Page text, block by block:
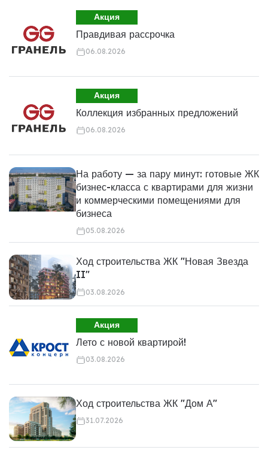
Акция
Правдивая рассрочка
06.08.2026
Акция
Коллекция избранных предложений
06.08.2026
На работу — за пару минут: готовые ЖК
бизнес-класса с квартирами для жизни
и коммерческими помещениями для
бизнеса
05.08.2026
Ход строительства ЖК "Новая Звезда
II"
03.08.2026
Акция
Лето с новой квартирой!
03.08.2026
Ход строительства ЖК "Дом А"
31.07.2026